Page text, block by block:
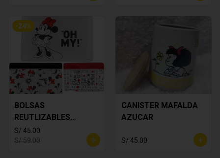
-24%
BOLSAS
REUTLIZABLES
MINNIE MOUSE
S/ 45.00
S/ 59.00
CANISTER MAFALDA
AZUCAR
S/ 45.00